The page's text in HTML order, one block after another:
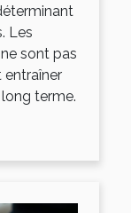
Les
sont pas
entraîner
terme.